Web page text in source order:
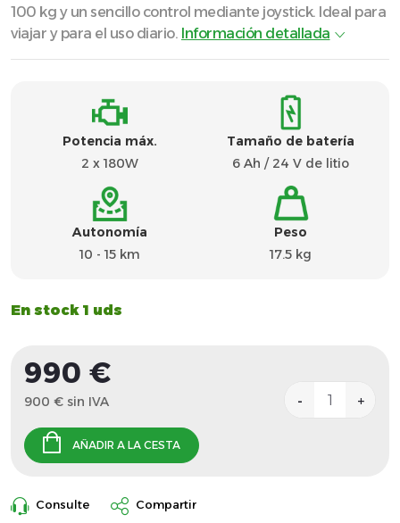
100 kg y un sencillo control mediante joystick. Ideal para
viajar y para el uso diario. Información detallada
Potencia máx.
2 x 180W
Tamaño de batería
6 Ah / 24 V de litio
Autonomía
10 - 15 km
Peso
17.5 kg
En stock 1 uds
990 €
900 € sin IVA
de
la
AÑADIR A LA CESTA
Consulte Compartir